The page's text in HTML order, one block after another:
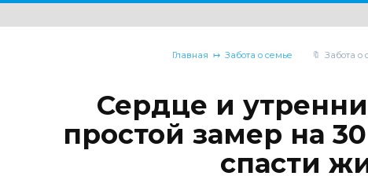
Главная Забота о семье Забота о
Сердце и
простой замер на
спасти